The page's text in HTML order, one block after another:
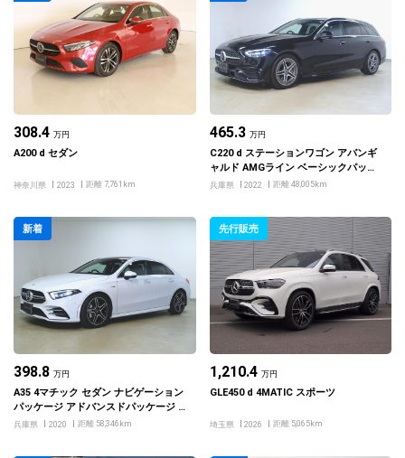
308.4 万円
A200 d セダン
神奈川県 2023 距離 7,761km
465.3 万円
C220 d ステーションワゴン アバンギ
ャルド AMGライン ベーシックパッケ
ージ レザーエクスクルーシブパッケー
兵庫県 2022 距離 48,005km
新着
398.8 万円
A35 4マチック セダン ナビゲーション
パッケージ アドバンスドパッケージ A
MGパフォーマンスシートパッケージ
兵庫県 2020 距離 58,346km
先行販売
1,210.4 万円
GLE450 d 4MATIC スポーツ
埼玉県 2026 距離 5,065km